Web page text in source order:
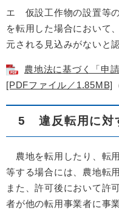
エ 仮設工作物の設置等
を転用した場合において
元される見込みがないと
農地法に基づく「申
[PDFファイル／1.85MB]
5 違反転用に対
農地を転用したり、転
等する場合には、農地転
また、許可後において許
者が他の転用事業者に事